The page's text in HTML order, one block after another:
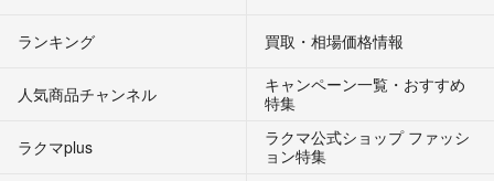
ランキング 買取・相場価格情報
人気商品チャンネル
キャンペーン一覧・おすすめ
特集
ラクマplus
ラクマ公式ショップ ファッシ
ョン特集